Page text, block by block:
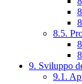
8.5.
9. Sviluppo
9.1.